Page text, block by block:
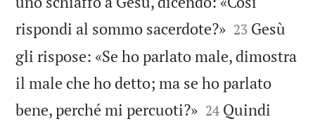
rispondi al sommo sacerdote?»
23 Gesù
gli rispose: «Se ho parlato male, dimostra
il male che ho detto; ma se ho parlato
bene, perché mi percuoti?»
24 Quindi